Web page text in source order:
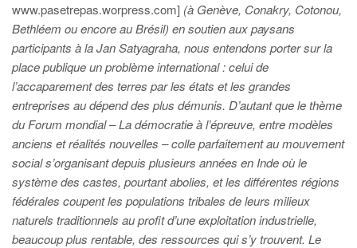
www.pasetrepas.worpress.com] (à Genève, Conakry, Cotonou,
Bethléem ou encore au Brésil) en soutien aux paysans
participants à la Jan Satyagraha, nous entendons porter sur la
place publique un problème international : celui de
l’accaparement des terres par les états et les grandes
entreprises au dépend des plus démunis. D’autant que le thème
du Forum mondial – La démocratie à l’épreuve, entre modèles
anciens et réalités nouvelles – colle parfaitement au mouvement
social s’organisant depuis plusieurs années en Inde où le
système des castes, pourtant abolies, et les différentes régions
fédérales coupent les populations tribales de leurs milieux
naturels traditionnels au profit d’une exploitation industrielle,
beaucoup plus rentable, des ressources qui s’y trouvent. Le